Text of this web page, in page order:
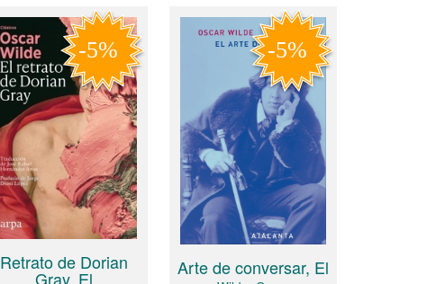
Retrato de Dorian
Gray, El Arte de conversar, El